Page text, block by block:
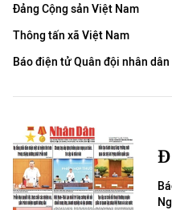
Đảng Cộng sản Việt Nam
Thông tấn xã Việt Nam
Báo điện tử Quân đội nhân dân